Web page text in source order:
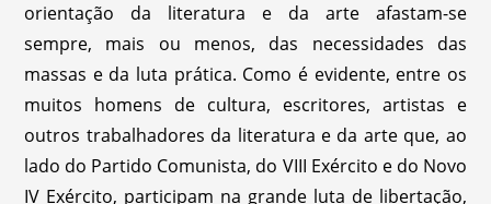
orientação da literatura e da arte afastam-se
sempre, mais ou menos, das necessidades das
massas e da luta prática. Como é evidente, entre os
muitos homens de cultura, escritores, artistas e
outros trabalhadores da literatura e da arte que, ao
lado do Partido Comunista, do VIII Exército e do Novo
IV Exército, participam na grande luta de libertação,